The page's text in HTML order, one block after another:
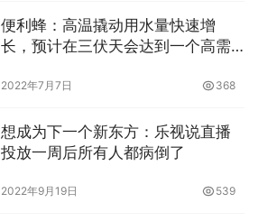
便利蜂：高温撬动用水量快速增
长，预计在三伏天会达到一个高需
2022年7月7日 368
想成为下一个新东方：乐视说直播
投放一周后所有人都病倒了
2022年9月19日 539